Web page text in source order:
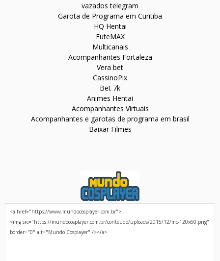
vazados telegram
Garota de Programa em Curitiba
HQ Hentai
FuteMAX
Multicanais
Acompanhantes Fortaleza
Vera bet
CassinoPix
Bet 7k
Animes Hentai
Acompanhantes Virtuais
Acompanhantes e garotas de programa em brasil
Baixar Filmes